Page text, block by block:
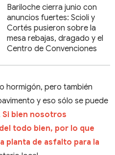
Bariloche cierra junio con
anuncios fuertes: Scioli y
Cortés pusieron sobre la
mesa rebajas, dragado y el
Centro de Convenciones
hormigón, pero también
y eso sólo se puede
Si bien nosotros
todo bien, por lo que
planta de asfalto para la